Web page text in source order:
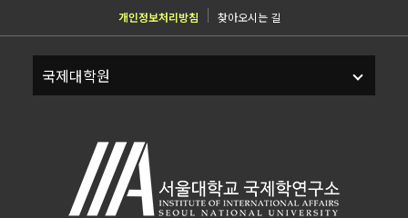
개인정보처리방침 찾아오시는 길